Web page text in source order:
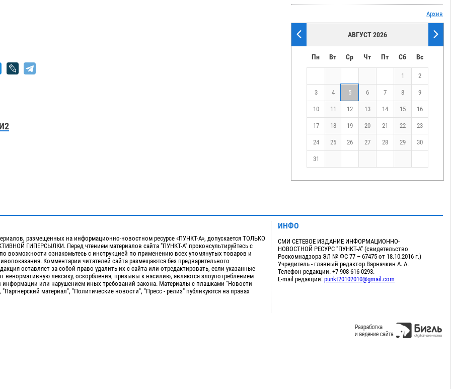
Архив
АВГУСТ 2026
Пн Вт Ср Чт Пт Сб Вс
1 2
3 4 5 6 7 8 9
10 11 12 13 14 15 16
17 18 19 20 21 22 23
24 25 26 27 28 29 30
31
размещенных на информационно-новостном ресурсе «ПУНКТ-А», допускается ТОЛЬКО
ГИПЕРСЫЛКИ. Перед чтением материалов сайта "ПУНКТ-А" проконсультируйтесь с
возможности ознакомьтесь с инструкцией по применению всех упомянутых товаров и
Комментарии читателей сайта размещаются без предварительного
оставляет за собой право удалить их с сайта или отредактировать, если указанные
ненормативную лексику, оскорбления, призывы к насилию, являются злоупотреблением
информации или нарушением иных требований закона. Материалы с плашками "Новости
материал", "Политические новости", "Пресс - релиз" публикуются на правах
ИНФО
СМИ СЕТЕВОЕ ИЗДАНИЕ ИНФОРМАЦИОННО-
НОВОСТНОЙ РЕСУРС "ПУНКТ-А" (свидетельство
Роскомнадзора ЭЛ № ФС 77 – 67475 от 18.10.2016 г.)
Учредитель - главный редактор Варначкин А. А.
Телефон редакции. +7-908-616-0293.
E-mail редакции: punkt20102010@gmail.com